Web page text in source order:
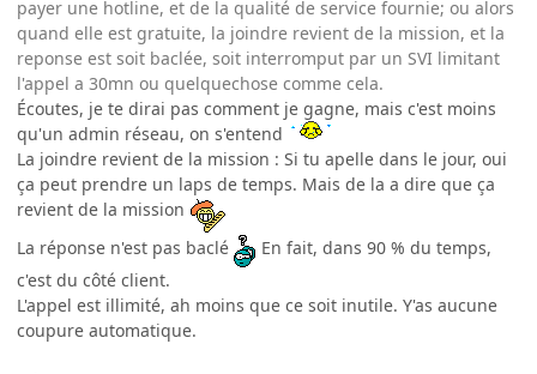
payer une hotline, et de la qualité de service fournie; ou alors
quand elle est gratuite, la joindre revient de la mission, et la
reponse est soit baclée, soit interromput par un SVI limitant
l'appel a 30mn ou quelquechose comme cela.
Écoutes, je te dirai pas comment je gagne, mais c'est moins
qu'un admin réseau, on s'entend
La joindre revient de la mission : Si tu apelle dans le jour, oui
ça peut prendre un laps de temps. Mais de la a dire que ça
revient de la mission
La réponse n'est pas baclé
En fait, dans 90 % du temps,
c'est du côté client.
L'appel est illimité, ah moins que ce soit inutile. Y'as aucune
coupure automatique.